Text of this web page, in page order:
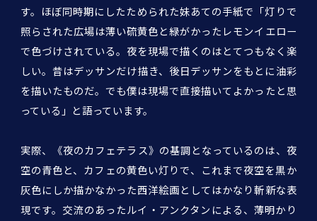
す。ほぼ同時期にしたためられた妹あての手紙で「灯りで
照らされた広場は薄い硫黄色と緑がかったレモンイエロー
で色づけされている。夜を現場で描くのはとてつもなく楽
しい。昔はデッサンだけ描き、後日デッサンをもとに油彩
を描いたものだ。でも僕は現場で直接描いてよかったと思
っている」と語っています。
実際、《夜のカフェテラス》の基調となっているのは、夜
空の青色と、カフェの黄色い灯りで、これまで夜空を黒か
灰色にしか描かなかった西洋絵画としてはかなり斬新な表
現です。交流のあったルイ・アンクタンによる、薄明かり